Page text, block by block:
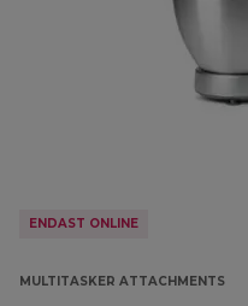
ENDAST ONLINE
MULTITASKER ATTACHMENTS